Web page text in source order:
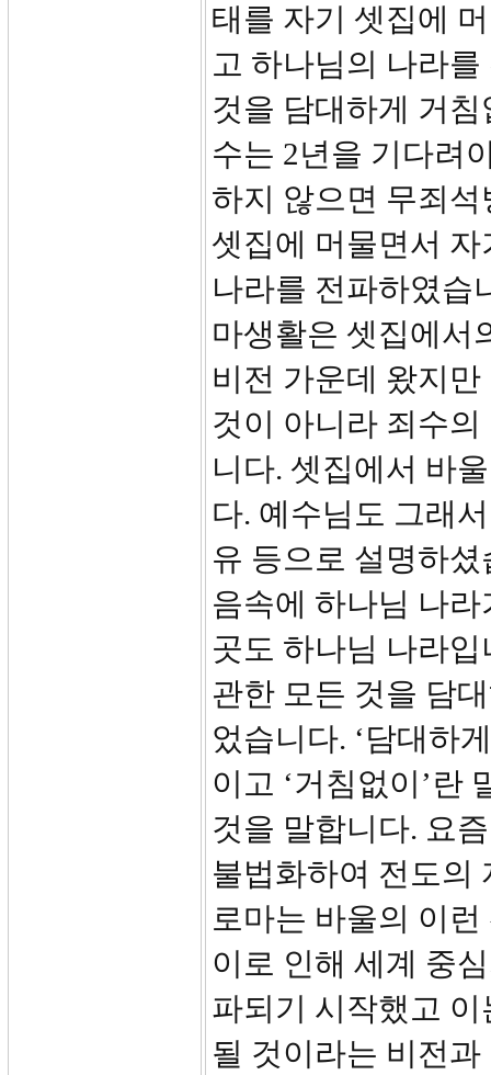
태를 자기 셋집에
고 하나님의 나라
것을 담대하게 거
수는 2년을 기다려
하지 않으면 무죄
셋집에 머물면서
나라를 전파하였습
마생활은 셋집에서
비전 가운데 왔지
것이 아니라 죄수
니다. 셋집에서 바
다. 예수님도 그래
유 등으로 설명하
음속에 하나님 나
곳도 하나님 나라
관한 모든 것을 담
었습니다. ‘담대하
이고 ‘거침없이’란
것을 말합니다. 요
불법화하여 전도의
로마는 바울의 이
이로 인해 세계 중
파되기 시작했고
될 것이라는 비전